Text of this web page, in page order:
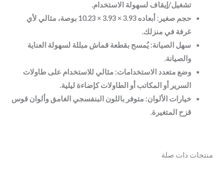
تشغيل/إيقاف لسهولة الاستخدام.
حجم صغير: أبعاده 3.93 × 3.93 × 10.23 بوصة، مثالي لأي
غرفة في منزلك.
سهل الصيانة: يُمسح بقطعة قماش مبللة لسهولة العناية
والصيانة.
وضع متعدد الاستخدامات: مثالي للاستخدام على طاولات
السرير أو المكاتب أو الطاولات كإضاءة ليلية.
خيارات الألوان: متوفر باللون البنفسجي الغامق وألوان قوس
قزح المتغيرة.
منتجات ذات صلة